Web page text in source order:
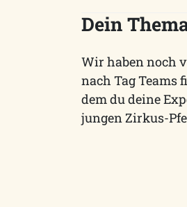
Dein
Wir haben noch
nach Tag Teams
dem du deine
jungen Zirkus-